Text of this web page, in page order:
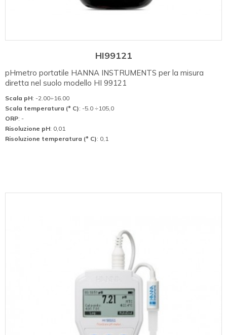
HI99121
pHmetro portatile HANNA INSTRUMENTS per la misura
diretta nel suolo modello HI 99121
Scala pH: -2.00÷16.00
Scala temperatura (° C): -5.0 ÷105,0
ORP: -
Risoluzione pH: 0,01
Risoluzione temperatura (° C): 0,1